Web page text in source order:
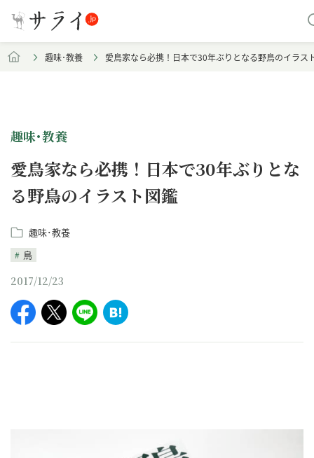
趣味･教養 愛鳥家なら必携！日本で30年ぶりとなる野鳥のイラス
趣味･教養
愛鳥家なら必携！日本で30年ぶりとな
る野鳥のイラスト図鑑
趣味･教養
鳥
2017/12/23